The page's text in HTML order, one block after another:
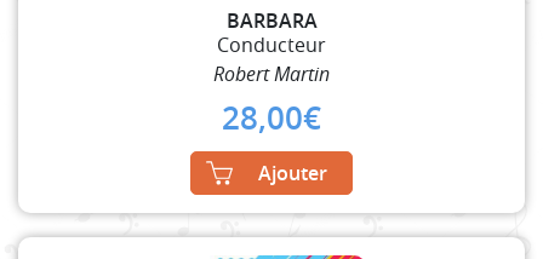
BARBARA
Conducteur
Robert Martin
28,00€
Ajouter